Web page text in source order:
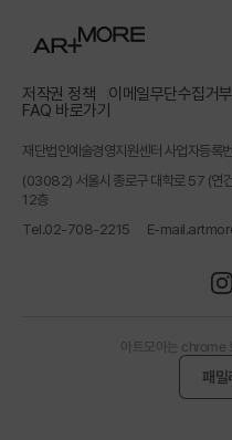
저작권 정책 이메일무단수집거부
FAQ 바로가기
재단법인예술경영지원센터 사업자등
(03082) 서울시 종로구 대학로 57 (연
12층
Tel.02-708-2215 E-mail.
아트모아는 chrome
패밀